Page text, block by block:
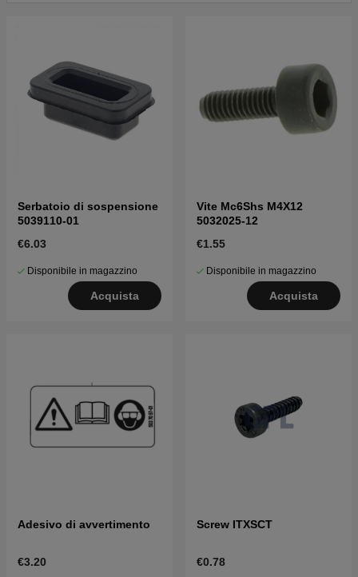
Serbatoio di sospensione
5039110-01
€6.03
Disponibile in magazzino
Acquista
Vite Mc6Shs M4X12
5032025-12
€1.55
Disponibile in magazzino
Acquista
Adesivo di avvertimento
€3.20
Screw ITXSCT
€0.78